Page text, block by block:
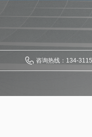
咨询热线：134-